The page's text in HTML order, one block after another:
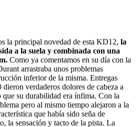
la principal novedad de esta KD12, la
a la suela y combinada con una
Como ya comentamos en su día con la
arrastraba unos problemas
inferior de la misma. Entregas
verdaderos dolores de cabeza a
que su durabilidad era ínfima. Con la
pero al mismo tiempo alejaron a la
que había sido seña de
la sensación y tacto de la pista. La